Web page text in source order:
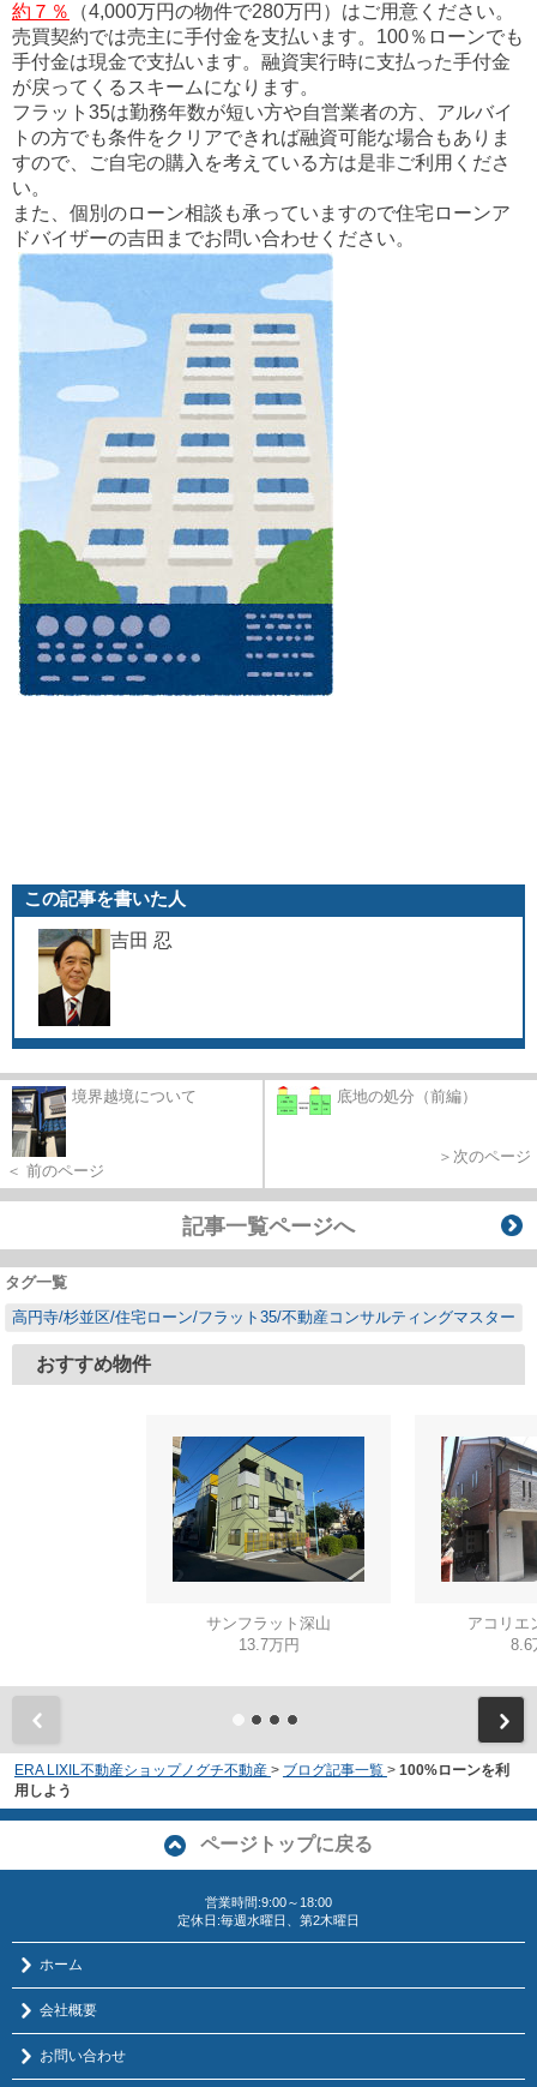
約７％
（4,000万円の物件で280万円）はご用意ください。
売買契約では売主に手付金を支払います。100％ローンでも
手付金は現金で支払います。融資実行時に支払った手付金
が戻ってくるスキームになります。
フラット35は勤務年数が短い方や自営業者の方、アルバイ
トの方でも条件をクリアできれば融資可能な場合もありま
すので、ご自宅の購入を考えている方は是非ご利用くださ
い。
また、個別のローン相談も承っていますので住宅ローンア
ドバイザーの吉田までお問い合わせください。
この記事を書いた人
吉田 忍
境界越境について
＜ 前のページ
底地の処分（前編）
＞次のページ
記事一覧ページへ
タグ一覧
高円寺/杉並区/住宅ローン/フラット35/不動産コンサルティングマスター
おすすめ物件
サンフラット深山
13.7万円
アコリエ
8.6
ERA LIXIL不動産ショップノグチ不動産 > ブログ記事一覧 > 100%ローンを利
用しよう
ページトップに戻る
営業時間:9:00～18:00
定休日:毎週水曜日、第2木曜日
ホーム
会社概要
お問い合わせ